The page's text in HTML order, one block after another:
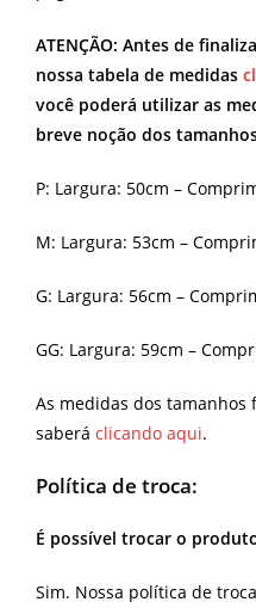
ATENÇÃO: Antes de
nossa tabela de medidas
você poderá utilizar as
breve noção dos
P: Largura: 50cm –
M: Largura: 53cm –
G: Largura: 56cm –
GG: Largura: 59cm –
As medidas dos tamanhos
saberá clicando aqui.
Política de troca:
É possível trocar o
Sim. Nossa política de